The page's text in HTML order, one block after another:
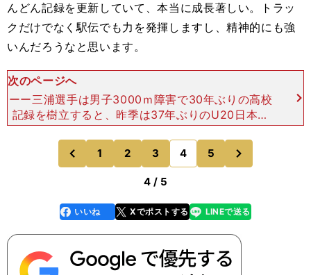
んどん記録を更新していて、本当に成長著しい。トラッ
クだけでなく駅伝でも力を発揮しますし、精神的にも強
いんだろうなと思います。
次のページへ
ーー三浦選手は男子3000ｍ障害で30年ぶりの高校
記録を樹立すると、昨季は37年ぶりのU20日本記
録&amp;41年ぶりの学生記録を打ち立てました。
今季は18年ぶりの日本記録となる８分17秒46をマ
前
のページへ
1 2 3 4 5
のページへ
4 / 5
faceboo
k
いいね Xでポストする
line LINEで送る